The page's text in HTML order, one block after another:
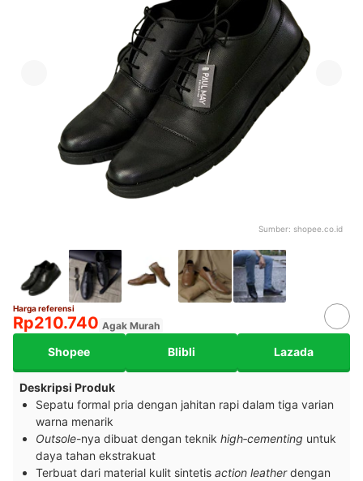
Sumber: shopee.co.id
Harga referensi
Rp210.740 Agak Murah
Shopee Blibli Lazada
Deskripsi Produk
Sepatu formal pria dengan jahitan rapi dalam tiga varian
warna menarik
Outsole-nya dibuat dengan teknik high‑cementing untuk
daya tahan ekstrakuat
Terbuat dari material kulit sintetis action leatherdengan